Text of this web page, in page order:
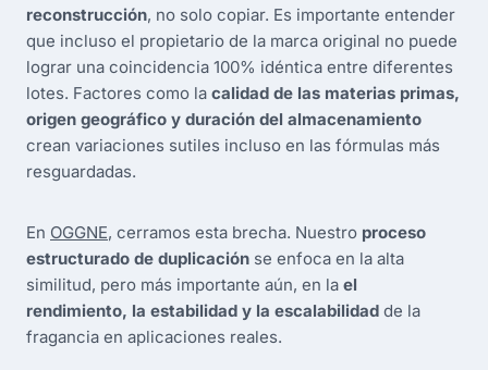
reconstrucción, no solo copiar. Es importante entender
que incluso el propietario de la marca original no puede
lograr una coincidencia 100% idéntica entre diferentes
lotes. Factores como la calidad de las materias primas,
origen geográfico y duración del almacenamiento
crean variaciones sutiles incluso en las fórmulas más
resguardadas.
En OGGNE, cerramos esta brecha. Nuestro proceso
estructurado de duplicación se enfoca en la alta
similitud, pero más importante aún, en la el
rendimiento, la estabilidad y la escalabilidad de la
fragancia en aplicaciones reales.